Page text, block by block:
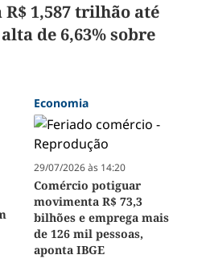
1,587 trilhão até
de 6,63% sobre
Economia
29/07/2026 às 14:20
Comércio potiguar
movimenta R$ 73,3
bilhões e emprega mais
de 126 mil pessoas,
aponta IBGE